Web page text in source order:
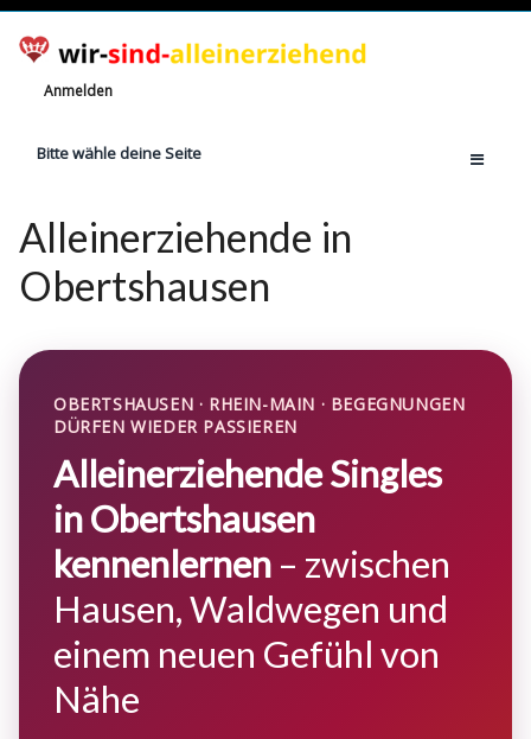
Anmelden
Bitte wähle deine Seite
Jetzt registrieren!
Ratgeber
Witze
Wissen
Alleinerziehende in
Obertshausen
OBERTSHAUSEN · RHEIN-MAIN · BEGEGNUNGEN
DÜRFEN WIEDER PASSIEREN
Alleinerziehende Singles
in Obertshausen
kennenlernen – zwischen
Hausen, Waldwegen und
einem neuen Gefühl von
Nähe